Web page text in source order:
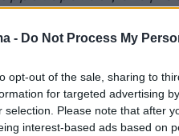
- Do Not Process My
opt-out of the sale, sharing to
for targeted advertising
selection. Please note that after
interest-based ads based on
του ΕΟΔΥ